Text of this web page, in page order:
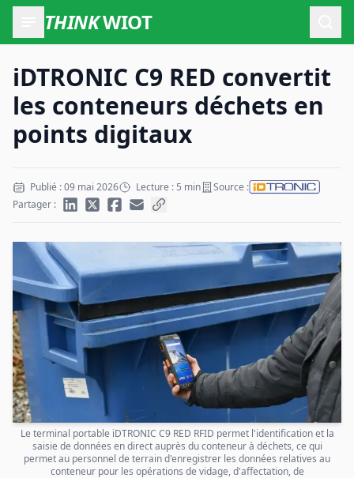
THINKWIOT
iDTRONIC C9 RED convertit
les conteneurs déchets en
points digitaux
Publié : 09 mai 2026 Lecture : 5 min
Source :
Partager :
Le terminal portable iDTRONIC C9 RED RFID permet l'identification et la
saisie de données en direct auprès du conteneur à déchets, ce qui
permet au personnel de terrain d'enregistrer les données relatives au
conteneur pour les opérations de vidage, d'affectation, de